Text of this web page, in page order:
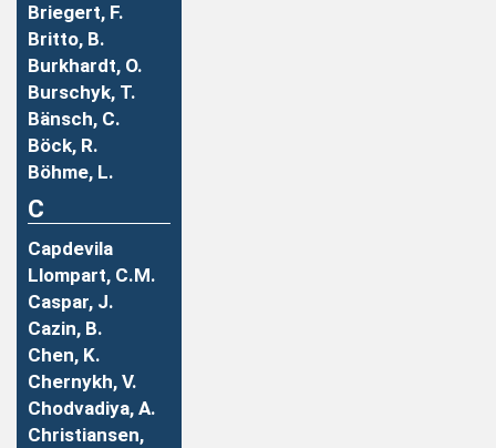
Briegert, F.
Britto, B.
Burkhardt, O.
Burschyk, T.
Bänsch, C.
Böck, R.
Böhme, L.
C
Capdevila
Llompart, C.M.
Caspar, J.
Cazin, B.
Chen, K.
Chernykh, V.
Chodvadiya, A.
Christiansen,